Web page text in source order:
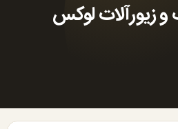
زیورآلات لوکس